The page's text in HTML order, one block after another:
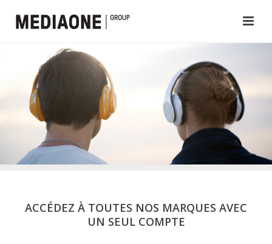
ACCÉDEZ À TOUTES NOS MARQUES AVEC
UN SEUL COMPTE